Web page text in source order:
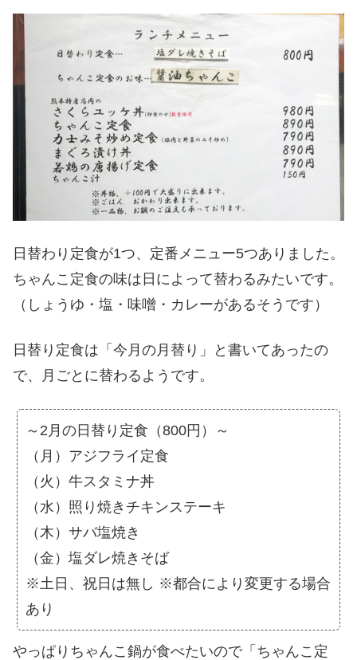
日替わり定食が1つ、定番メニュー5つありました。
ちゃんこ定食の味は日によって替わるみたいです。
（しょうゆ・塩・味噌・カレーがあるそうです）
日替り定食は「今月の月替り」と書いてあったの
で、月ごとに替わるようです。
～2月の日替り定食（800円）～
（月）アジフライ定食
（火）牛スタミナ丼
（水）照り焼きチキンステーキ
（木）サバ塩焼き
（金）塩ダレ焼きそば
※土日、祝日は無し ※都合により変更する場合
あり
やっぱりちゃんこ鍋が食べたいので「ちゃんこ定